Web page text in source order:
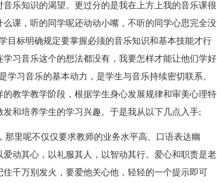
乐知识的渴望。更过分的是我在上方上我的音乐课很
课，听的同学呢还动动小嘴，不听的同学心思完全没
目标明确规定要掌握必须的音乐知识和基本技能才行
习音乐这个的想法都没有，我要怎样才能让他们学好
习音乐的基本动力，是学生与音乐持续密切联系、
教学教学阶段，根据学生身心发展规律和审美心理特
和培养学生的学习兴趣。于是我从以下几点入手;
里呢不仅仅要求教师的业务水平高、口语表达幽
动其心，以礼服其人，以智动其行。爱心和职责是老
千万别发火，要爱他关心他，轻轻的一个提示即可